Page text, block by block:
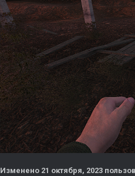
Изменено 21 октября, 2023